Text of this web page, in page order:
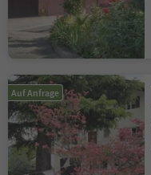
Auf Anfrage